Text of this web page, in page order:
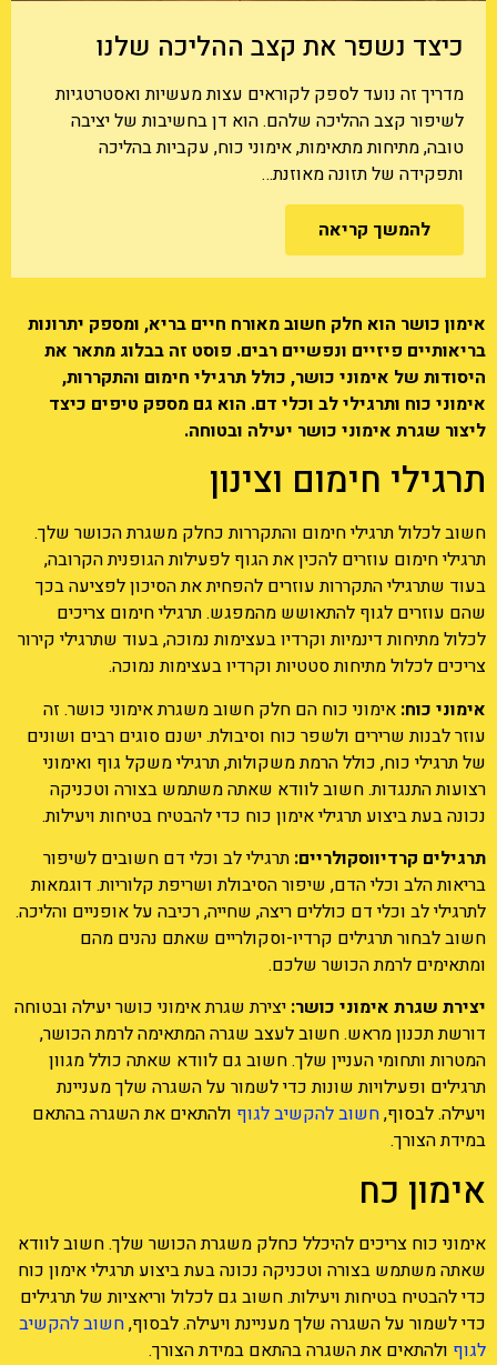
כיצד נשפר את קצב ההליכה שלנו
מדריך זה נועד לספק לקוראים עצות מעשיות ואסטרטגיות
לשיפור קצב ההליכה שלהם. הוא דן בחשיבות של יציבה
טובה, מתיחות מתאימות, אימוני כוח, עקביות בהליכה
ותפקידה של תזונה מאוזנת…
להמשך קריאה
אימון כושר הוא חלק חשוב מאורח חיים בריא, ומספק יתרונות
בריאותיים פיזיים ונפשיים רבים. פוסט זה בבלוג מתאר את
היסודות של אימוני כושר, כולל תרגילי חימום והתקררות,
אימוני כוח ותרגילי לב וכלי דם. הוא גם מספק טיפים כיצד
ליצור שגרת אימוני כושר יעילה ובטוחה.
תרגילי חימום וצינון
חשוב לכלול תרגילי חימום והתקררות כחלק משגרת הכושר שלך.
תרגילי חימום עוזרים להכין את הגוף לפעילות הגופנית הקרובה,
בעוד שתרגילי התקררות עוזרים להפחית את הסיכון לפציעה בכך
שהם עוזרים לגוף להתאושש מהמפגש. תרגילי חימום צריכים
לכלול מתיחות דינמיות וקרדיו בעצימות נמוכה, בעוד שתרגילי קירור
צריכים לכלול מתיחות סטטיות וקרדיו בעצימות נמוכה.
אימוני כוח: אימוני כוח הם חלק חשוב משגרת אימוני כושר. זה
עוזר לבנות שרירים ולשפר כוח וסיבולת. ישנם סוגים רבים ושונים
של תרגילי כוח, כולל הרמת משקולות, תרגילי משקל גוף ואימוני
רצועות התנגדות. חשוב לוודא שאתה משתמש בצורה וטכניקה
נכונה בעת ביצוע תרגילי אימון כוח כדי להבטיח בטיחות ויעילות.
תרגילים קרדיווסקולריים: תרגילי לב וכלי דם חשובים לשיפור
בריאות הלב וכלי הדם, שיפור הסיבולת ושריפת קלוריות. דוגמאות
לתרגילי לב וכלי דם כוללים ריצה, שחייה, רכיבה על אופניים והליכה.
חשוב לבחור תרגילים קרדיו-וסקולריים שאתם נהנים מהם
ומתאימים לרמת הכושר שלכם.
יצירת שגרת אימוני כושר: יצירת שגרת אימוני כושר יעילה ובטוחה
דורשת תכנון מראש. חשוב לעצב שגרה המתאימה לרמת הכושר,
המטרות ותחומי העניין שלך. חשוב גם לוודא שאתה כולל מגוון
תרגילים ופעילויות שונות כדי לשמור על השגרה שלך מעניינת
ויעילה. לבסוף,חשוב להקשיב לגוף ולהתאים את השגרה בהתאם
במידת הצורך.
אימון כח
אימוני כוח צריכים להיכלל כחלק משגרת הכושר שלך. חשוב לוודא
שאתה משתמש בצורה וטכניקה נכונה בעת ביצוע תרגילי אימון כוח
כדי להבטיח בטיחות ויעילות. חשוב גם לכלול וריאציות של תרגילים
כדי לשמור על השגרה שלך מעניינת ויעילה. לבסוף,חשוב להקשיב
לגוף ולהתאים את השגרה בהתאם במידת הצורך.